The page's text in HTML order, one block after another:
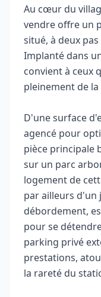
Au cœur du
vendre offre un
situé, à deux
Implanté dans
convient à ceux
pleinement de
D'une surface
agencé pour
pièce principale
sur un parc
logement de
par ailleurs d'un
débordement,
pour se
parking privé
prestations,
la rareté du